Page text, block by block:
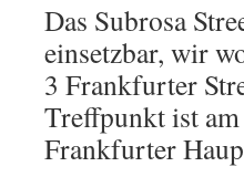
Das Subrosa
einsetzbar, wir
3 Frankfurter
Treffpunkt ist
Frankfurter